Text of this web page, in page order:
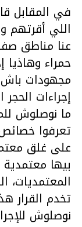
في المقابل
اللي أقرتهم
عنا مناطق
حمراء وهاذيا
مجهودات باش
إجراءات
ما نوصلوش
تعرفوا
على غلق
بيها
المعتمديات،
تخدم القرار
نوصلوش